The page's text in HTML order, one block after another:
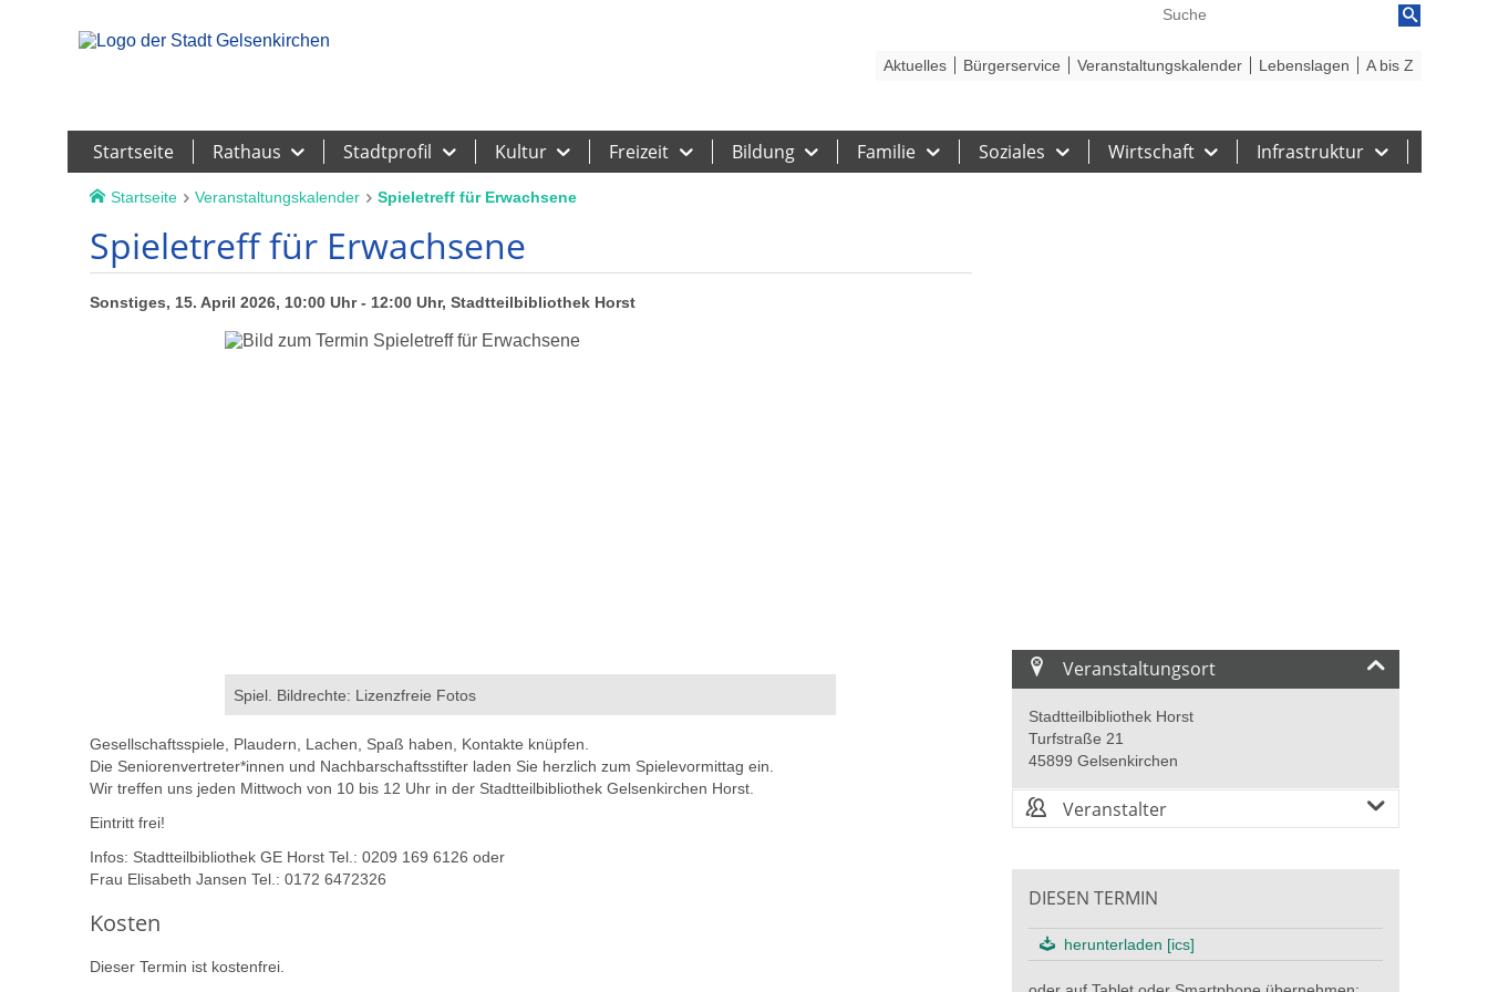
Startseite Rathaus Stadtprofil Kultur Freizeit Bildung Familie Soziales Wirtschaft Infrastruktur
Aktuelles Bürgerservice Veranstaltungskalender Lebenslagen A bis Z
Startseite Veranstaltungskalender Spieletreff für Erwachsene
Spieletreff für Erwachsene
Sonstiges, 15. April 2026, 10:00 Uhr - 12:00 Uhr, Stadtteilbibliothek Horst
Spiel. Bildrechte: Lizenzfreie Fotos
Gesellschaftsspiele, Plaudern, Lachen, Spaß haben, Kontakte knüpfen.
Die Seniorenvertreter*innen und Nachbarschaftsstifter laden Sie herzlich zum Spielevormittag ein.
Wir treffen uns jeden Mittwoch von 10 bis 12 Uhr in der Stadtteilbibliothek Gelsenkirchen Horst.
Eintritt frei!
Infos: Stadtteilbibliothek GE Horst Tel.: 0209 169 6126 oder
Frau Elisabeth Jansen Tel.: 0172 6472326
Kosten
Dieser Termin ist kostenfrei.
Veranstaltungsort
Stadtteilbibliothek Horst
Turfstraße 21
45899 Gelsenkirchen
Veranstalter
DIESEN TERMIN
herunterladen [ics]